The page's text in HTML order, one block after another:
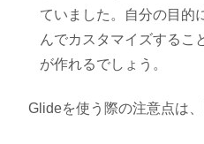
ていました。自分の目的
んでカスタマイズするこ
が作れるでしょう。
Glideを使う際の注意点は、